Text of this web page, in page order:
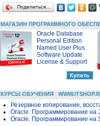
Поделиться…
МАГАЗИН ПРОГРАММНОГО
Oracle Database
Personal Edition
Named User Plus
Software Update
License & Support
КУРСЫ ОБУЧЕНИЯ
Резервное копирование,
Oracle. Программирование на
Oracle. Программирование на